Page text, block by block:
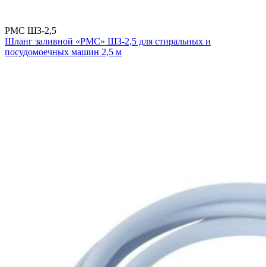
РМС ШЗ-2,5
Шланг заливной «РМС» ШЗ-2,5 для стиральных и
посудомоечных машин 2,5 м